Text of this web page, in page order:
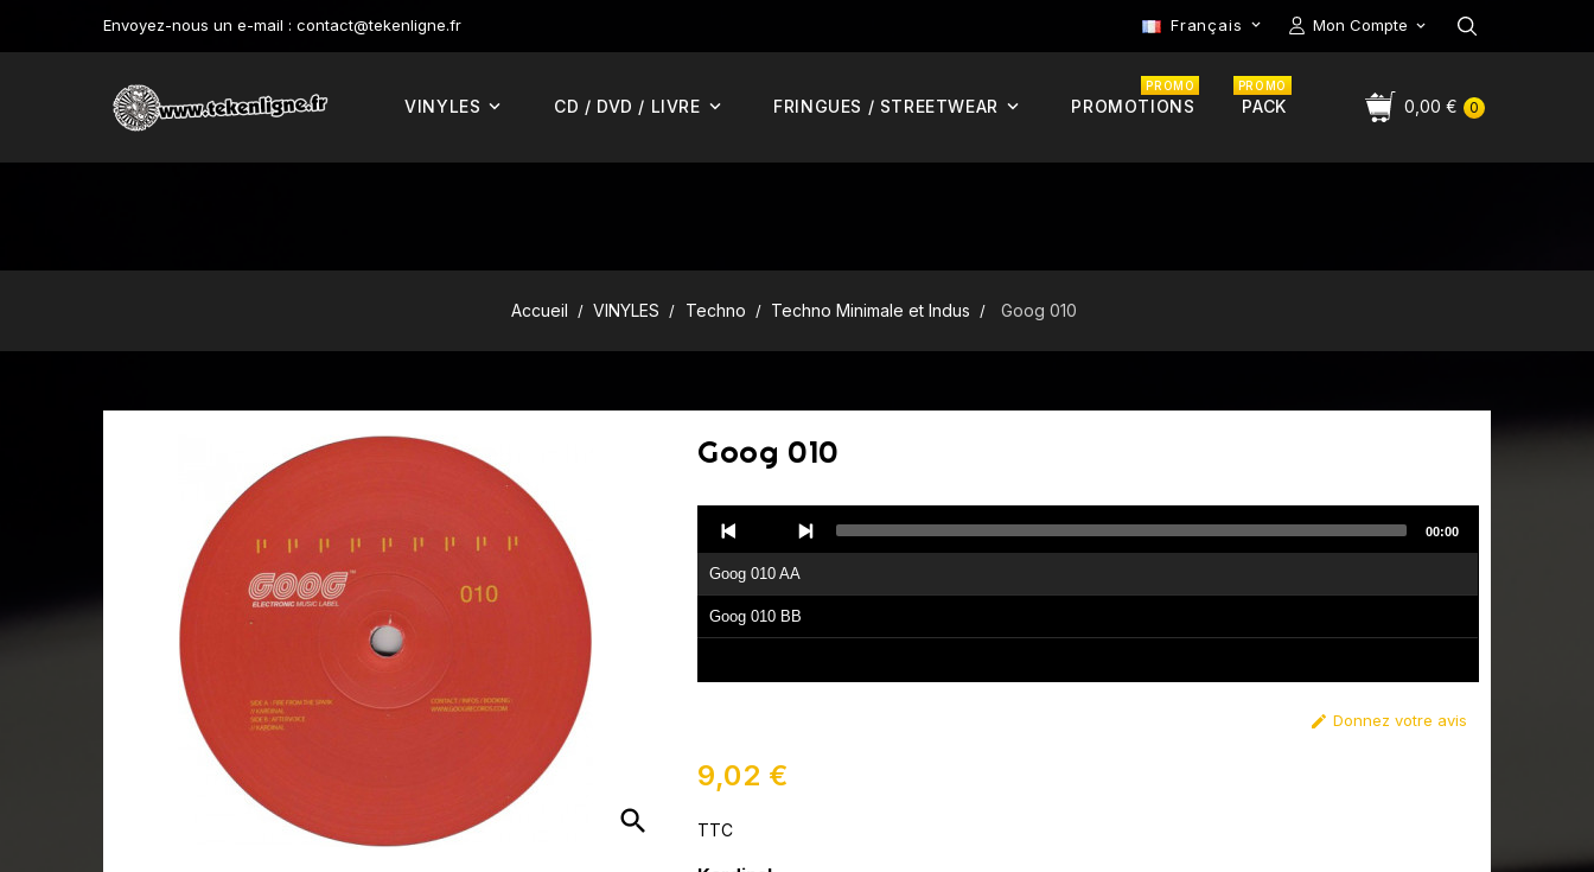
Envoyez-nous un e-mail : contact@tekenligne.fr Mon Compte
Français 
0
0,00 €
VINYLES CD / DVD / LIVRE FRINGUES / STREETWEAR PROMOTIONS
PROMO
PACK
PROMO
Accueil VINYLES Techno Techno Minimale et Indus Goog 010
search
Goog 010
Player
Goog 010 AA
Goog 010 BB
00:00
 Donnez votre avis
9,02 €
TTC